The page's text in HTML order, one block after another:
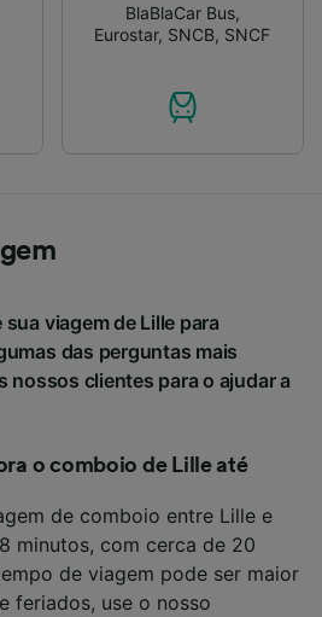
BlaBlaCar Bus,
Eurostar, SNCB, SNCF
viagem de Lille para
das perguntas mais
nossos clientes para o ajudar a
o comboio de Lille até
de comboio entre Lille e
minutos, com cerca de 20
de viagem pode ser maior
feriados, use o nosso